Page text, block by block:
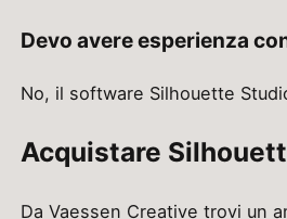
Devo avere esperienza
No, il software Silhouette
Acquistare
Da Vaessen Creative trovi un